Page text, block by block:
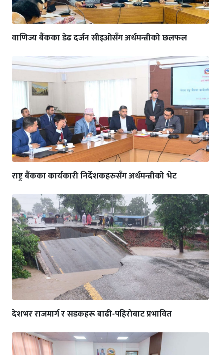
वाणिज्य बैंकका डेढ दर्जन सीइओसँग अर्थमन्त्रीको छलफल
राष्ट्र बैंकका कार्यकारी निर्देशकहरुसँग अर्थमन्त्रीको भेट
देशभर राजमार्ग र सडकहरू बाढी-पहिरोबाट प्रभावित